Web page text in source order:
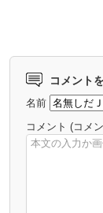
コメント
名前
コメント (コメ